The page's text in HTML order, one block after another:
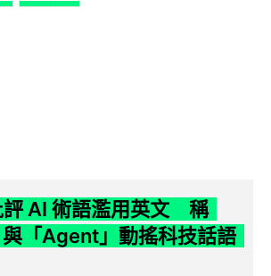
評 AI 術語濫用英文 稱
與「Agent」動搖科技話語